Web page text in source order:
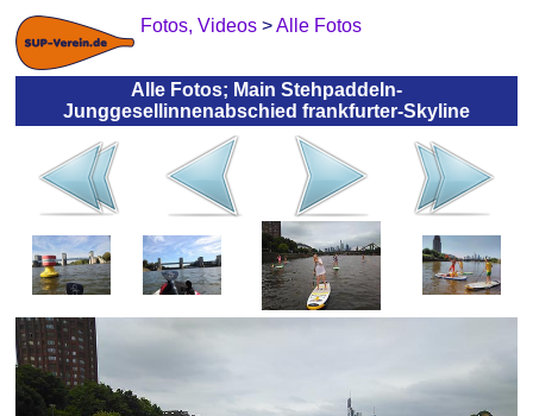
Fotos, Videos >Alle Fotos
Alle Fotos; Main Stehpaddeln-
Junggesellinnenabschied frankfurter-Skyline